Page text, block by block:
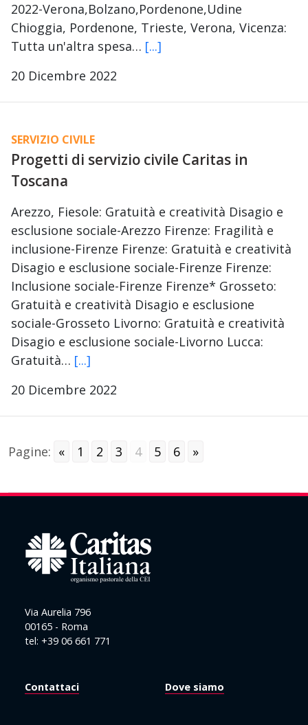
2022-Verona,Bolzano,Pordenone,Udine
Chioggia, Pordenone, Trieste, Verona, Vicenza:
Tutta un'altra spesa… [...]
20 Dicembre 2022
SERVIZIO CIVILE
Progetti di servizio civile Caritas in
Toscana
Arezzo, Fiesole: Gratuità e creatività Disagio e
esclusione sociale-Arezzo Firenze: Fragilità e
inclusione-Firenze Firenze: Gratuità e creatività
Disagio e esclusione sociale-Firenze Firenze:
Inclusione sociale-Firenze Firenze* Grosseto:
Gratuità e creatività Disagio e esclusione
sociale-Grosseto Livorno: Gratuità e creatività
Disagio e esclusione sociale-Livorno Lucca:
Gratuità… [...]
20 Dicembre 2022
Pagine: « 1 2 3 4 5 6 »
Via Aurelia 796
00165 - Roma
tel: +39 06 661 771
Contattaci Dove siamo